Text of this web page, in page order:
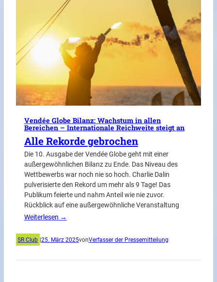
Vendée Globe Bilanz: Wachstum in allen
Bereichen – Internationale Reichweite steigt an
Alle Rekorde gebrochen
Die 10. Ausgabe der Vendée Globe geht mit einer
außergewöhnlichen Bilanz zu Ende. Das Niveau des
Wettbewerbs war noch nie so hoch. Charlie Dalin
pulverisierte den Rekord um mehr als 9 Tage! Das
Publikum feierte und nahm Anteil wie nie zuvor.
Rückblick auf eine außergewöhnliche Veranstaltung
Weiterlesen →
SR Club |25. März 2025vonVerfasser der Pressemitteilung